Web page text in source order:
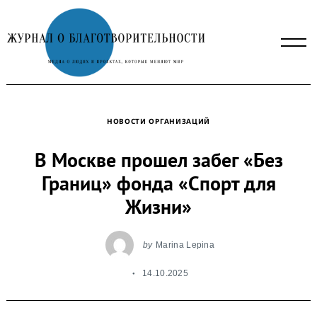
to
content
НОВОСТИ ОРГАНИЗАЦИЙ
В Москве прошел забег «Без
Границ» фонда «Спорт для
Жизни»
by Marina Lepina
14.10.2025